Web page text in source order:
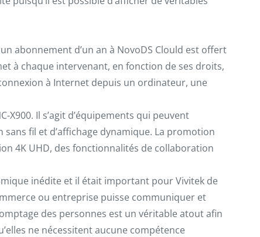
abonnement d’un an à NovoDS Clould est offert
à chaque intervenant, en fonction de ses droits,
à Internet depuis un ordinateur, une
Il s’agit d’équipements qui peuvent
fil et d’affichage dynamique. La promotion
4K UHD, des fonctionnalités de collaboration
inédite et il était important pour Vivitek de
ou entreprise puisse communiquer et
des personnes est un véritable atout afin
ne nécessitent aucune compétence